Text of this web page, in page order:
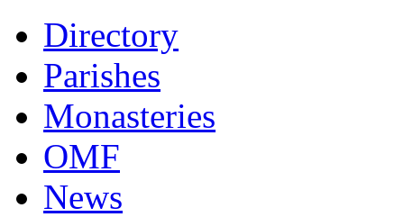
Directory
Parishes
Monasteries
OMF
News